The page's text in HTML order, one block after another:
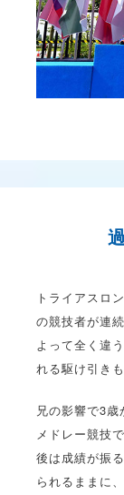
トライアスロ
の競技者が連
よって全く違
れる駆け引き
兄の影響で3
メドレー競技
後は成績が振
られるままに